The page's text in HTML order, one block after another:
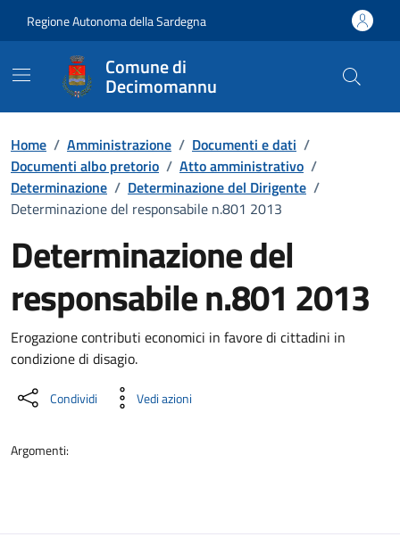
Regione Autonoma della Sardegna
Comune di
Decimomannu
Home / Amministrazione / Documenti e dati /
Documenti albo pretorio / Atto amministrativo /
Determinazione / Determinazione del Dirigente /
Determinazione del responsabile n.801 2013
Determinazione del
responsabile n.801 2013
Dettaglio del documento
Erogazione contributi economici in favore di cittadini in
condizione di disagio.
Condividi Vedi azioni
Argomenti: